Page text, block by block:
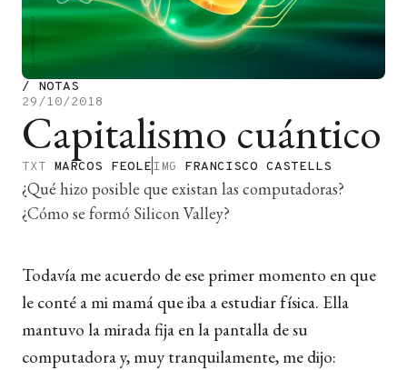
/ NOTAS
29/10/2018
Capitalismo cuántico
TXT MARCOS FEOLEIMG FRANCISCO CASTELLS
¿Qué hizo posible que existan las computadoras?
¿Cómo se formó Silicon Valley?
Todavía me acuerdo de ese primer momento en que
le conté a mi mamá que iba a estudiar física. Ella
mantuvo la mirada fija en la pantalla de su
computadora y, muy tranquilamente, me dijo: